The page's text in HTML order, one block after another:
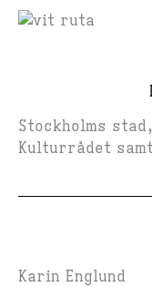
Stockholms
Kulturrådet
Karin Englund